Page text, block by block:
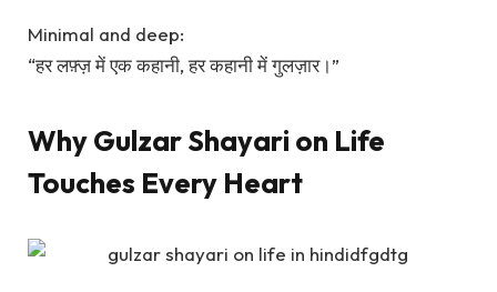
Minimal and deep:
“हर लफ़्ज़ में एक कहानी, हर कहानी में गुलज़ार।”
Why Gulzar Shayari on Life
Touches Every Heart